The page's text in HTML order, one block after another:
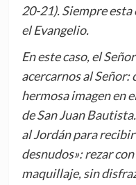
20-21). Siempre
el Evangelio.
En este caso, el
acercarnos al Señor:
hermosa imagen en
de San Juan
al Jordán para
desnudos»: rezar
maquillaje, sin